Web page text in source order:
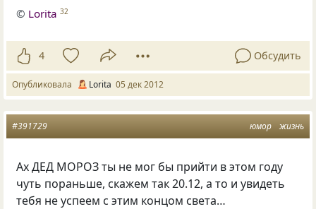
© Lorita 32
4 Обсудить
Опубликовала Lorita 05 дек 2012
юмор жизнь
#391729
Ах ДЕД МОРОЗ ты не мог бы прийти в этом году
чуть пораньше, скажем так 20.12, а то и увидеть
тебя не успеем с этим концом света…